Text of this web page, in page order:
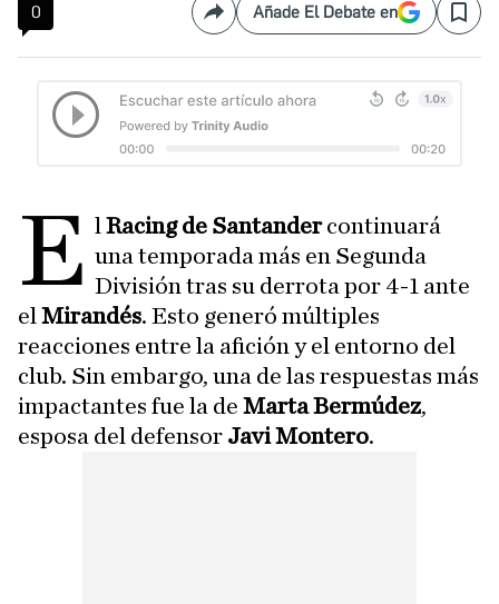
0 CompartirAñade El Debate en Save
E lRacing de Santandercontinuará
una temporada más en Segunda
División tras su derrota por 4-1 ante
el Mirandés. Esto generó múltiples
reacciones entre la afición y el entorno del
club. Sin embargo, una de las respuestas más
impactantes fue la de Marta Bermúdez,
esposa del defensor Javi Montero.